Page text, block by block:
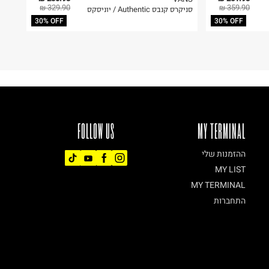
329.90 ₪
30% OFF
סניקרס קנבס Authentic / יוניסקס
359.90 ₪
30% OFF
FOLLOW US MY TERMINAL
ההזמנות שלי
MY LIST
MY TERMINAL
התחברות